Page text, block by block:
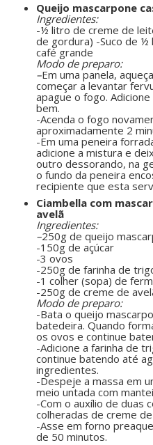
Queijo mascarpone
Ingredientes:
-½ litro de creme de
de gordura) -Suco de ½
café grande
Modo de preparo:
–Em uma panela,
começar a levantar
apague o fogo.
bem.
-Acenda o fogo
aproximadamente 2
-Em uma peneira
adicione a mistura e
outro dessorando, na
o fundo da peneira
recipiente que esta
Ciambella com
avelã
Ingredientes:
–250g de queijo
-150g de açúcar
-3 ovos
-250g de farinha de
-1 colher (sopa) de
-250g de creme de
Modo de preparo:
-Bata o queijo
batedeira. Quando
os ovos e continue
-Adicione a farinha de
continue batendo até
ingredientes.
-Despeje a massa em
meio untada com
-Com o auxílio de duas
colheradas de creme
-Asse em forno
de 50 minutos.